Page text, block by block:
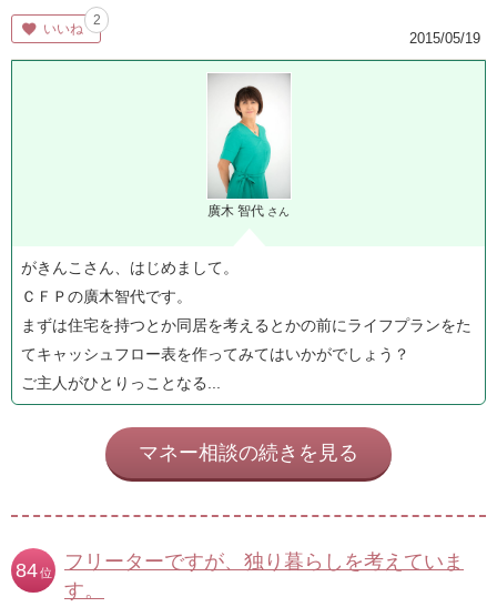
いいね
2
2015/05/19
廣木 智代 さん
がきんこさん、はじめまして。
ＣＦＰの廣木智代です。
まずは住宅を持つとか同居を考えるとかの前にライフプランをた
てキャッシュフロー表を作ってみてはいかがでしょう？
ご主人がひとりっことなる...
マネー相談の続きを見る
フリーターですが、独り暮らしを考えていま
す。
84 位